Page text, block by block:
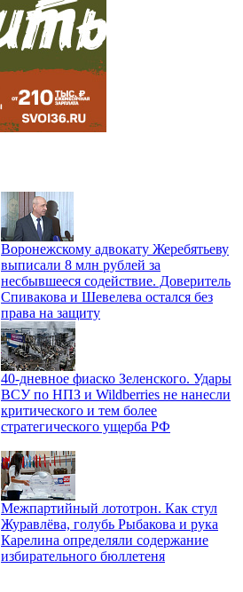
Воронежскому адвокату Жеребятьеву
выписали 8 млн рублей за
несбывшееся содействие. Доверитель
Спивакова и Шевелева остался без
права на защиту
40-дневное фиаско Зеленского. Удары
ВСУ по НПЗ и Wildberries не нанесли
критического и тем более
стратегического ущерба РФ
Межпартийный лототрон. Как стул
Журавлёва, голубь Рыбакова и рука
Карелина определяли содержание
избирательного бюллетеня